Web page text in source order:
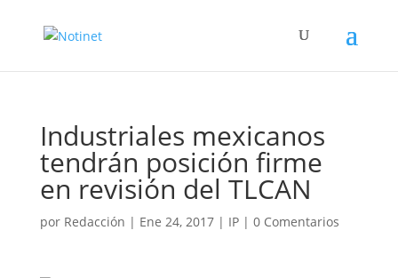
Industriales mexicanos
tendrán posición firme
en revisión del TLCAN
por Redacción | Ene 24, 2017| IP| 0 Comentarios